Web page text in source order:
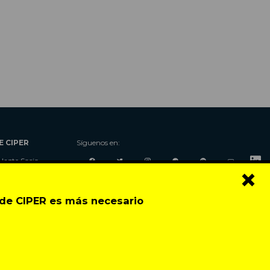
CIPER es más necesario
×
CIPER
Socio
Contacto
Síguenos en: